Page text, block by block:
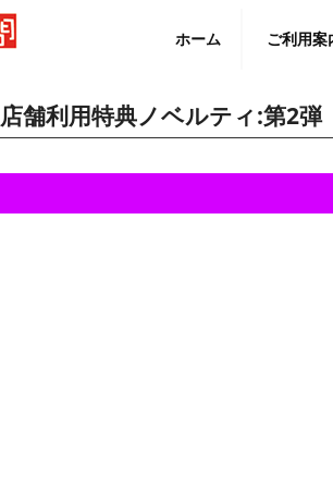
ホーム ご利用案
店舗利用特典ノベルティ:第2弾
English